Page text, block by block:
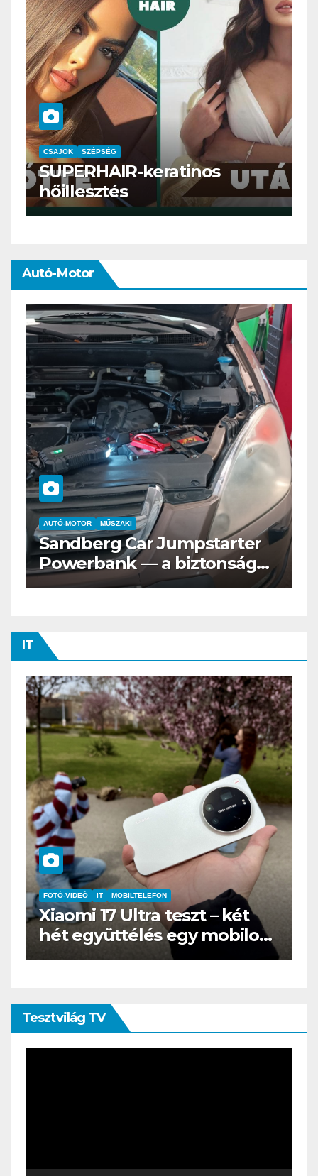
CSAJOK SMINK SZÉPSÉG
Szemöldök laminálás-az
meg mi?
Autó-Motor
AUTÓ-MOTOR ELEKTROMOS
Az új Nissan LEAF csak a
Tesztvilágra vár!
IT
IT MŰSZAKI
BOOX Go 10.3 teszt – Amikor
az e-book olvasó felnő, és
öltönyt húz
Tesztvilág TV